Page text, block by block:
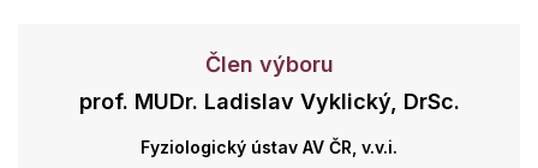
Člen výboru
prof. MUDr. Ladislav Vyklický, DrSc.
Fyziologický ústav AV ČR, v.v.i.